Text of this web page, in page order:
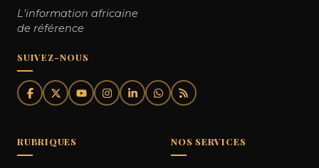
L'information africaine
de référence
SUIVEZ-NOUS
RUBRIQUES NOS SERVICES